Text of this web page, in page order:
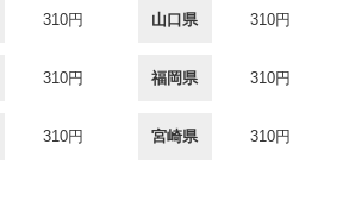
310円 山口県 310円
310円 福岡県 310円
310円 宮崎県 310円